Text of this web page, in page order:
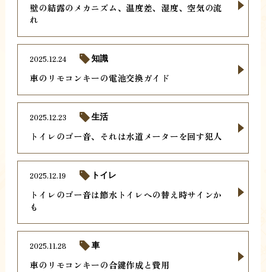
壁の結露のメカニズム、温度差、湿度、空気の流
れ
車のリモコンキーの電池交換ガイド
2025.12.24 知識
トイレのゴー音、それは水道メーターを回す犯人
2025.12.23 生活
トイレのゴー音は節水トイレへの替え時サインか
も
2025.12.19 トイレ
車のリモコンキーの合鍵作成と費用
2025.11.28 車